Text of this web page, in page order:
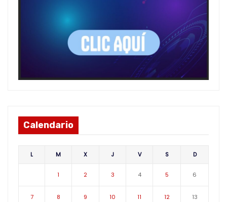
Calendario
L M X J V S D
1 2 3 4 5 6
7 8 9 10 11 12 13